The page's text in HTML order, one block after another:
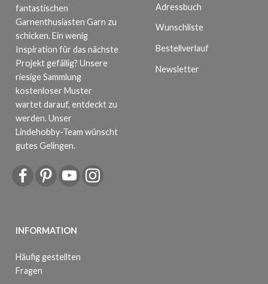
fantastischen
Garnenthusiasten Garn zu
schicken. Ein wenig
Inspiration für das nächste
Projekt gefällig? Unsere
riesige Sammlung
kostenloser Muster
wartet darauf, entdeckt zu
werden. Unser
Lindehobby-Team wünscht
gutes Gelingen.
INFORMATION
Häufig gestellten
Fragen
Adressbuch
Wunschliste
Bestellverlauf
Newsletter